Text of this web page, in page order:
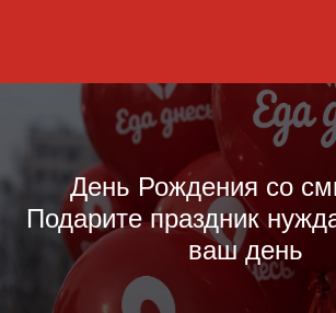
День Рождения со
Подарите праздник
ваш день